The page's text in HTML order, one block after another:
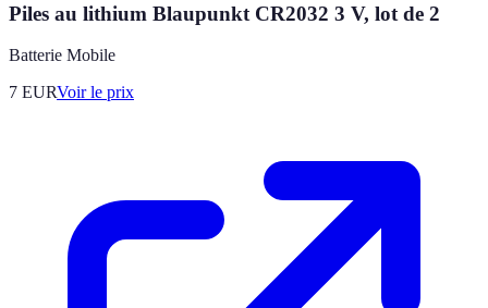
Piles au lithium Blaupunkt CR2032 3 V, lot de 2
Batterie Mobile
7 EURVoir le prix